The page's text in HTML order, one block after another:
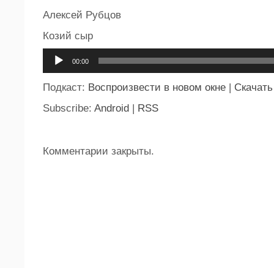
Алексей Рубцов
Козий сыр
00:00
Подкаст: Воспроизвести в новом окне | Скачать
Subscribe: Android | RSS
Комментарии закрыты.